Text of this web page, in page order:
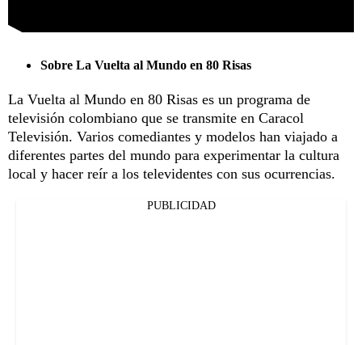
Sobre La Vuelta al Mundo en 80 Risas
La Vuelta al Mundo en 80 Risas es un programa de
televisión colombiano que se transmite en Caracol
Televisión. Varios comediantes y modelos han viajado a
diferentes partes del mundo para experimentar la cultura
local y hacer reír a los televidentes con sus ocurrencias.
PUBLICIDAD